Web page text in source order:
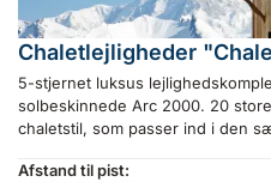
Chaletlejligheder
5-stjernet luksus
solbeskinnede Arc 2000. 20
chaletstil, som passer ind i den
Afstand til pist: